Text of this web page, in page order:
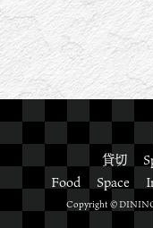
貸切
Food
Space
Copyright ©DINING